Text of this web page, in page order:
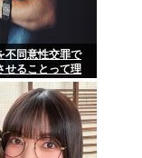
不同意性交罪で
せることって理